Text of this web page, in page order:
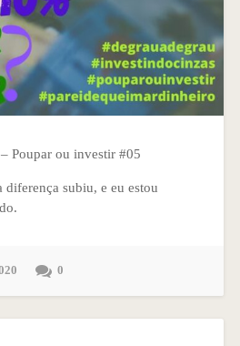
Poupar ou investir #05
diferença subiu, e eu estou
0